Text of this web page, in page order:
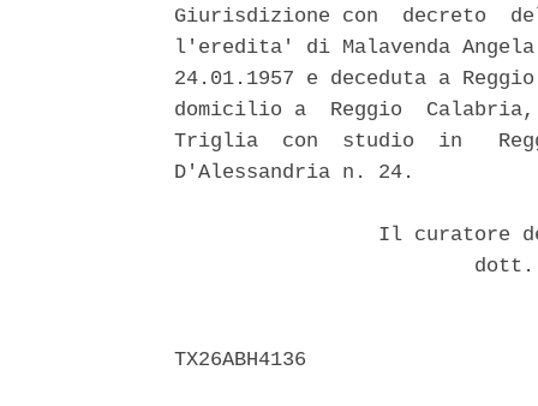
Giurisdizione con  decreto
l'eredita' di Malavenda
24.01.1957 e deceduta a
domicilio a  Reggio
Triglia  con  studio  in
D'Alessandria n. 24.
Il curatore